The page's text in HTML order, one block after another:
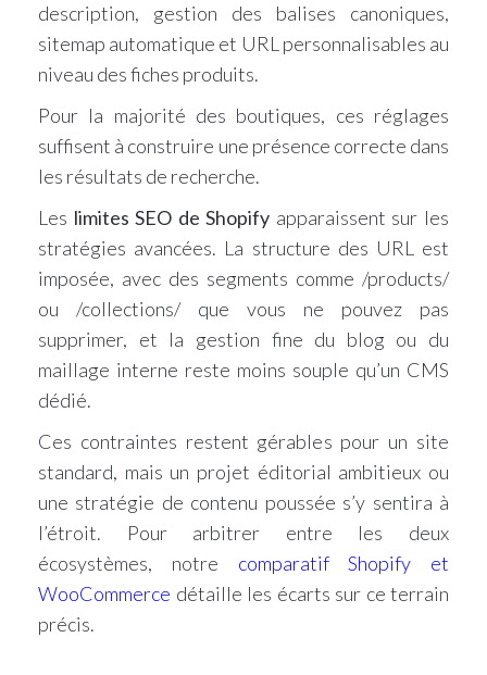
description, gestion des balises canoniques,
sitemap automatique et URL personnalisables au
niveau des fiches produits.
Pour la majorité des boutiques, ces réglages
suffisent à construire une présence correcte dans
les résultats de recherche.
Les limites SEO de Shopify apparaissent sur les
stratégies avancées. La structure des URL est
imposée, avec des segments comme /products/
ou /collections/ que vous ne pouvez pas
supprimer, et la gestion fine du blog ou du
maillage interne reste moins souple qu’un CMS
dédié.
Ces contraintes restent gérables pour un site
standard, mais un projet éditorial ambitieux ou
une stratégie de contenu poussée s’y sentira à
l’étroit. Pour arbitrer entre les deux
écosystèmes, notre comparatif Shopify et
WooCommerce détaille les écarts sur ce terrain
précis.